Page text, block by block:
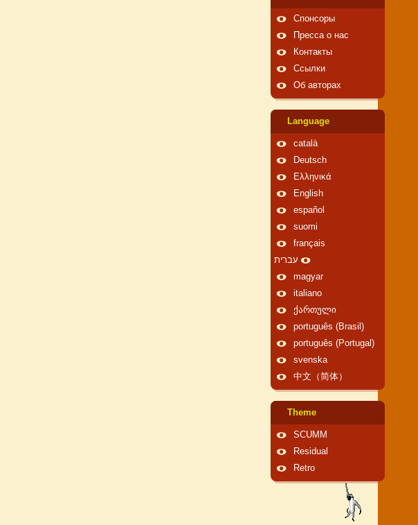
Спонсоры
Пресса о нас
Контакты
Ссылки
Об авторах
Language
català
Deutsch
Ελληνικά
English
español
suomi
français
עברית
magyar
italiano
ქართული
português (Brasil)
português (Portugal)
svenska
中文（简体）
Theme
SCUMM
Residual
Retro